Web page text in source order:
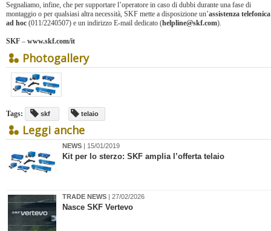
Segnaliamo, infine, che per supportare l’operatore in caso di dubbi durante una fase di
montaggio o per qualsiasi altra necessità, SKF mette a disposizione un’assistenza telefonica
ad hoc (011/2240507) e un indirizzo E-mail dedicato (helpline@skf.com).
SKF – www.skf.com/it
Photogallery
Tags: skf telaio
Leggi anche
NEWS | 15/01/2019
Kit per lo sterzo: SKF amplia l’offerta telaio
TRADE NEWS | 27/02/2026
Nasce SKF Vertevo